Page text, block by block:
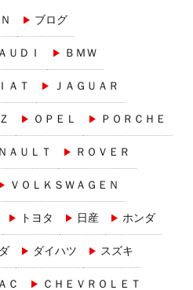
ブログ
ＡＵＤＩ ＢＭＷ
ＡＴ ＪＡＧＵＡＲ
ＯＰＥＬ ＰＯＲＣＨＥ
ＡＵＬＴ ＲＯＶＥＲ
ＶＯＬＫＳＷＡＧＥＮ
トヨタ 日産 ホンダ
ダイハツ スズキ
Ｃ ＣＨＥＶＲＯＬＥＴ